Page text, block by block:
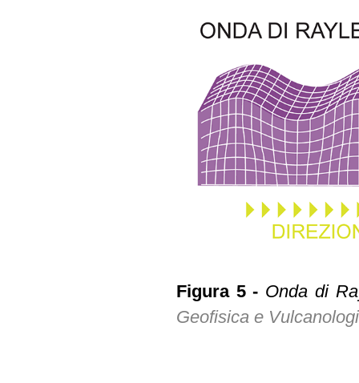
Figura 5 - Onda di
Geofisica e